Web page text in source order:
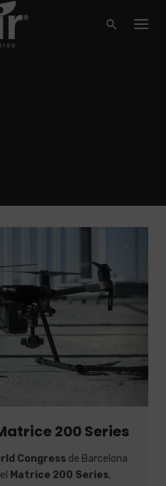
200 Series
Congress de Barcelona
Matrice 200 Series,